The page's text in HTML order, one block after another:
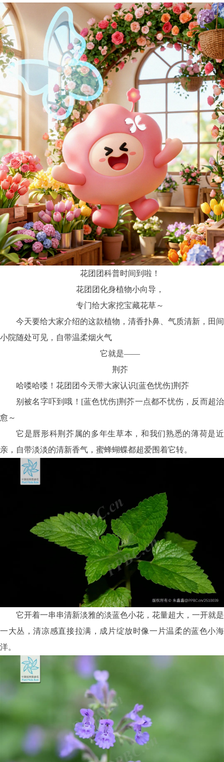
花团团科普时间到啦！
花团团化身植物小向导，
专门给大家挖宝藏花草～
今天要给大家介绍的这款植物，清香扑鼻、气质清新，田间
小院随处可见，自带温柔烟火气
它就是——
荆芥
哈喽哈喽！花团团今天带大家认识[蓝色忧伤]荆芥
别被名字吓到哦！ [蓝色忧伤]荆芥一点都不忧伤，反而超治
愈～
它是唇形科荆芥属的多年生草本，和我们熟悉的薄荷是近
亲，自带淡淡的清新香气，蜜蜂蝴蝶都超爱围着它转。
它开着一串串清新淡雅的淡蓝色小花，花量超大，一开就是
一大丛，清凉感直接拉满，成片绽放时像一片温柔的蓝色小海
洋。